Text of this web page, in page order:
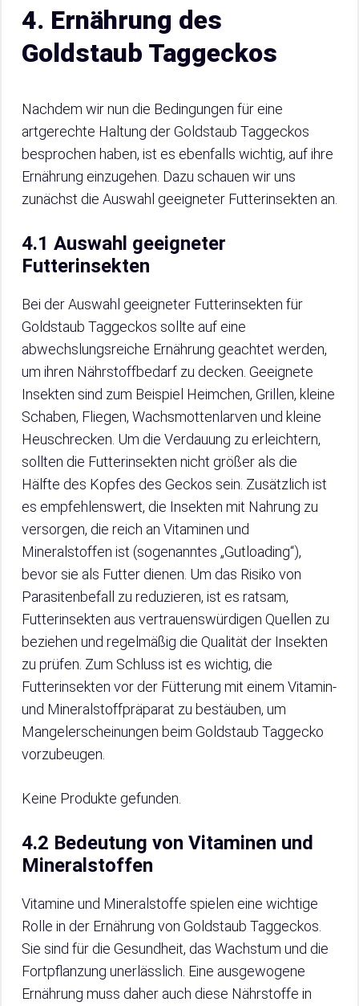
4. Ernährung des
Goldstaub Taggeckos
Nachdem wir nun die Bedingungen für eine
artgerechte Haltung der Goldstaub Taggeckos
besprochen haben, ist es ebenfalls wichtig, auf ihre
Ernährung einzugehen. Dazu schauen wir uns
zunächst die Auswahl geeigneter Futterinsekten an.
4.1 Auswahl geeigneter
Futterinsekten
Bei der Auswahl geeigneter Futterinsekten für
Goldstaub Taggeckos sollte auf eine
abwechslungsreiche Ernährung geachtet werden,
um ihren Nährstoffbedarf zu decken. Geeignete
Insekten sind zum Beispiel Heimchen, Grillen, kleine
Schaben, Fliegen, Wachsmottenlarven und kleine
Heuschrecken. Um die Verdauung zu erleichtern,
sollten die Futterinsekten nicht größer als die
Hälfte des Kopfes des Geckos sein. Zusätzlich ist
es empfehlenswert, die Insekten mit Nahrung zu
versorgen, die reich an Vitaminen und
Mineralstoffen ist (sogenanntes „Gutloading“),
bevor sie als Futter dienen. Um das Risiko von
Parasitenbefall zu reduzieren, ist es ratsam,
Futterinsekten aus vertrauenswürdigen Quellen zu
beziehen und regelmäßig die Qualität der Insekten
zu prüfen. Zum Schluss ist es wichtig, die
Futterinsekten vor der Fütterung mit einem Vitamin-
und Mineralstoffpräparat zu bestäuben, um
Mangelerscheinungen beim Goldstaub Taggecko
vorzubeugen.
Keine Produkte gefunden.
4.2 Bedeutung von Vitaminen und
Mineralstoffen
Vitamine und Mineralstoffe spielen eine wichtige
Rolle in der Ernährung von Goldstaub Taggeckos.
Sie sind für die Gesundheit, das Wachstum und die
Fortpflanzung unerlässlich. Eine ausgewogene
Ernährung muss daher auch diese Nährstoffe in